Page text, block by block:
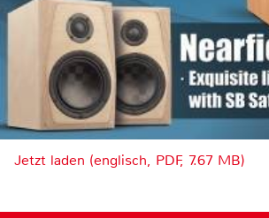
Jetzt laden (englisch, PDF, 7.67 MB)